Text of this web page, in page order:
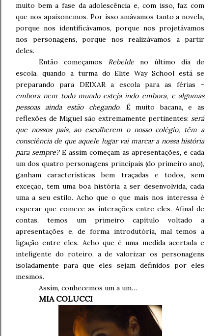
muito bem a fase da adolescência e, com isso, faz com
que nos apaixonemos. Por isso amávamos tanto a novela,
porque nos identificávamos, porque nos projetávamos
nos personagens, porque nos realizávamos a partir
deles.
Então começamos
Rebelde no último dia de
escola, quando a turma do Elite Way School está se
preparando para DEIXAR a escola para as férias –
embora nem todo mundo esteja indo embora, e algumas
pessoas ainda estão chegando. É muito bacana, e as
reflexões de Miguel são extremamente pertinentes: será
que nossos pais, ao escolherem o nosso colégio, têm a
consciência de que aquele lugar vai marcar a nossa história
para sempre?E assim começam as apresentações, e cada
um dos quatro personagens principais (do primeiro ano),
ganham características bem traçadas e todos, sem
exceção, tem uma boa história a ser desenvolvida, cada
uma a seu estilo. Acho que o que mais nos interessa é
esperar que comece as interações entre eles. Afinal de
contas, temos um primeiro capítulo voltado a
apresentações e, de forma introdutória, mal temos a
ligação entre eles. Acho que é uma medida acertada e
inteligente do roteiro, a de valorizar os personagens
isoladamente para que eles sejam definidos por eles
mesmos.
Assim, conhecemos um a um…
MIA COLUCCI